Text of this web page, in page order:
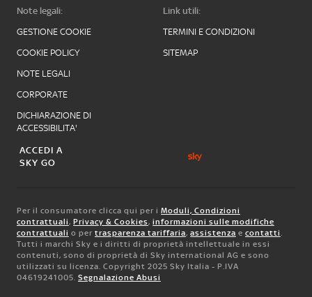
Note legali:
GESTIONE COOKIE
COOKIE POLICY
NOTE LEGALI
CORPORATE
DICHIARAZIONE DI
ACCESSIBILITA'
Link utili:
TERMINI E CONDIZIONI
SITEMAP
ACCEDI A
SKY GO
Per il consumatore clicca qui per i Moduli, Condizioni
contrattuali, Privacy & Cookies, informazioni sulle modifiche
contrattuali o per trasparenza tariffaria, assistenza e contatti.
Tutti i marchi Sky e i diritti di proprietà intellettuale in essi
contenuti, sono di proprietà di Sky international AG e sono
utilizzati su licenza. Copyright 2025 Sky Italia - P.IVA
04619241005. Segnalazione Abusi